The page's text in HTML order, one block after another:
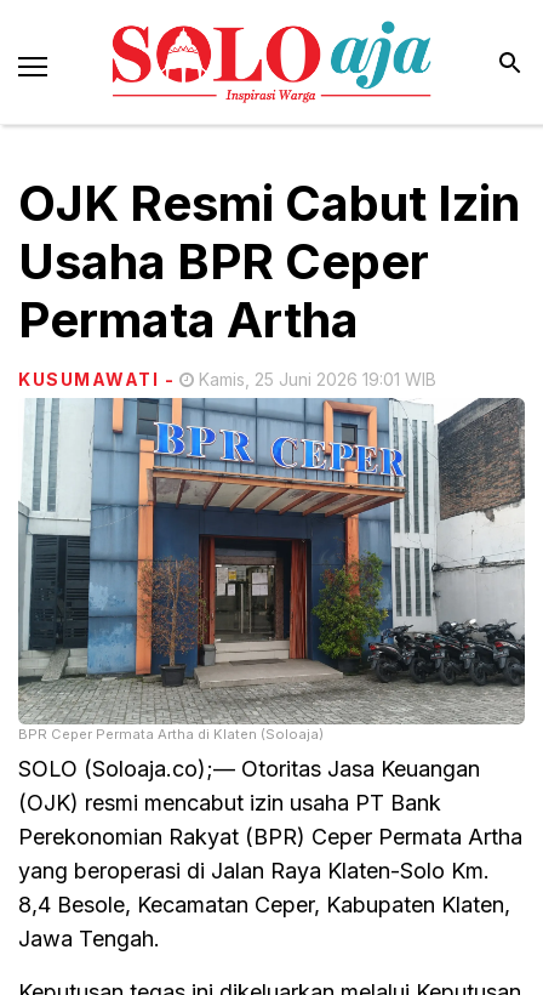
OJK Resmi Cabut Izin
Usaha BPR Ceper
Permata Artha
KUSUMAWATI - Kamis, 25 Juni 2026 19:01 WIB
BPR Ceper Permata Artha di Klaten (Soloaja)
SOLO (Soloaja.co);— Otoritas Jasa Keuangan
(OJK) resmi mencabut izin usaha PT Bank
Perekonomian Rakyat (BPR) Ceper Permata Artha
yang beroperasi di Jalan Raya Klaten-Solo Km.
8,4 Besole, Kecamatan Ceper, Kabupaten Klaten,
Jawa Tengah.